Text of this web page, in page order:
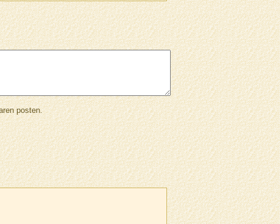
posten.